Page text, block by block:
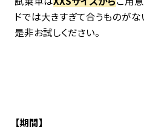
ドでは大きすぎて合うものが
是非お試しください。
【期間】